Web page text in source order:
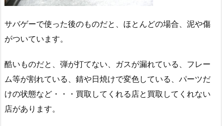
サバゲーで使った後のものだと、ほとんどの場合、泥や傷
がついています。
酷いものだと、弾が打てない、ガスが漏れている、フレー
ム等が割れている、錆や日焼けで変色している、パーツだ
けの状態など・・・買取してくれる店と買取してくれない
店があります。